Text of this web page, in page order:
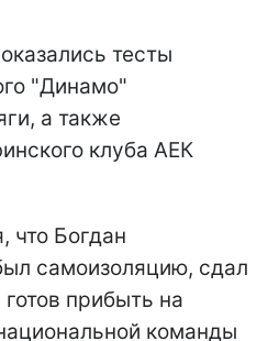
тесты
"Динамо"
а также
клуба АЕК
что Богдан
самоизоляцию, сдал
прибыть на
команды